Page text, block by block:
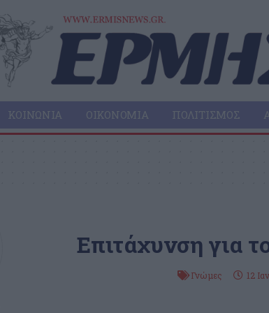
ΚΟΙΝΩΝΊΑ ΟΙΚΟΝΟΜΊΑ ΠΟΛΙΤΙΣΜΌΣ
Επιτάχυνση για
Γνώμες 12